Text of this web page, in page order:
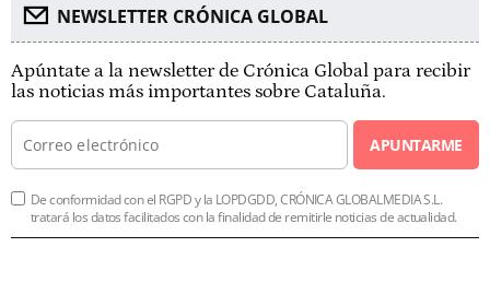
NEWSLETTER CRÓNICA GLOBAL
Apúntate a la newsletter de Crónica Global para recibir
las noticias más importantes sobre Cataluña.
APUNTARME
De conformidad con el RGPD y la LOPDGDD, CRÓNICA GLOBALMEDIA S.L.
tratará los datos facilitados con la finalidad de remitirle noticias de actualidad.